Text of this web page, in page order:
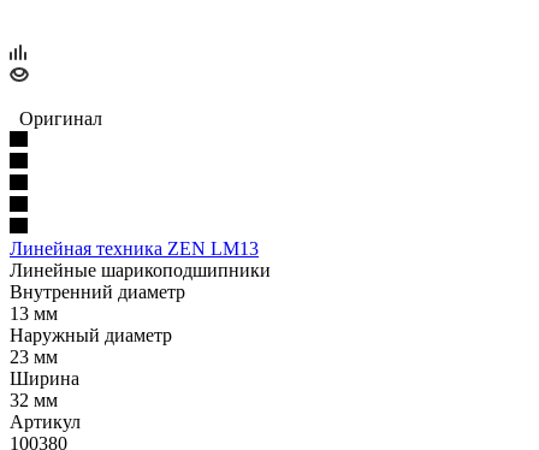
Оригинал
Линейная техника ZEN LM13
Линейные шарикоподшипники
Внутренний диаметр
13 мм
Наружный диаметр
23 мм
Ширина
32 мм
Артикул
100380